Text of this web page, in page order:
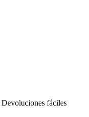
Devoluciones fáciles